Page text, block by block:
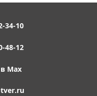
34-10
48-12
Max